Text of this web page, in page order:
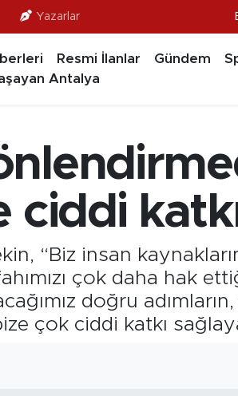
Yazarlar
Resmi İlanlar Gündem
Antalya
ciddi
“Biz insan
çok daha hak
doğru
çok ciddi katkı